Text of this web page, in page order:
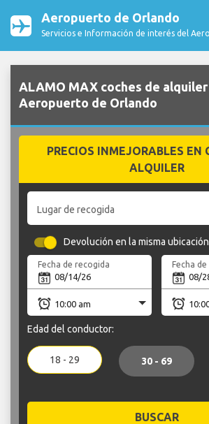
Aeropuerto de Orlando
Servicios e Información de interés del
ALAMO MAX coches de alquiler
Aeropuerto de Orlando
PRECIOS INMEJORABLES EN
ALQUILER
Lugar de recogida
Devolución en la misma ubicación
Fecha de recogida Fecha
Edad del conductor:
18 - 29 30 - 69
BUSCAR